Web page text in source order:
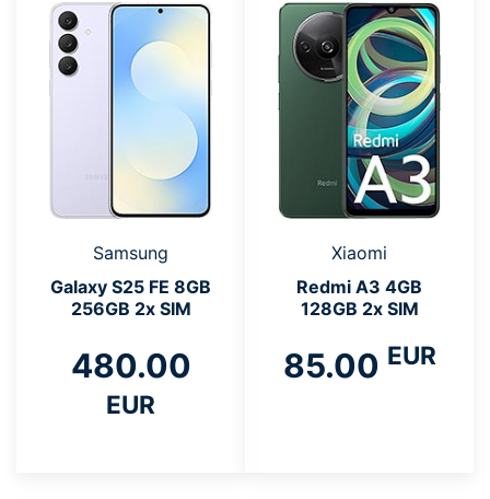
Samsung
Galaxy S25 FE 8GB
256GB 2x SIM
480.00
EUR
Xiaomi
Redmi A3 4GB
128GB 2x SIM
85.00 EUR